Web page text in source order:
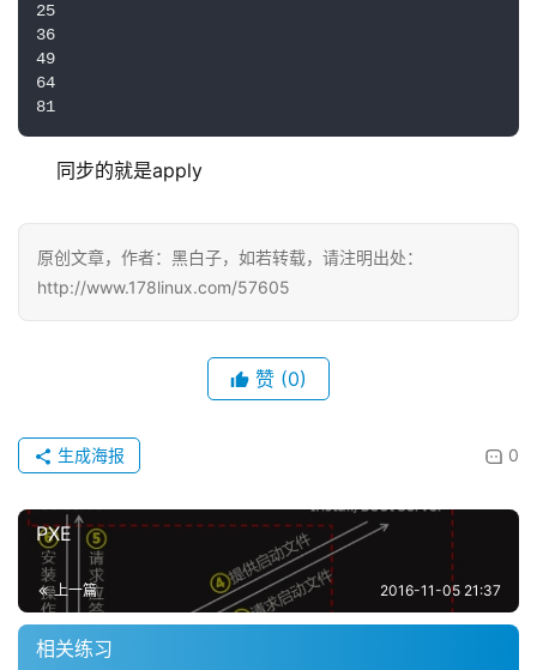
25
36
49
64
81
同步的就是apply
原创文章，作者：黑白子，如若转载，请注明出处：
http://www.178linux.com/57605
赞 (0)
0
生成海报
PXE
上一篇 2016-11-05 21:37
相关练习